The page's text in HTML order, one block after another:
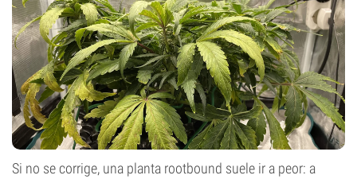
Si no se corrige, una planta rootbound suele ir a peor: a